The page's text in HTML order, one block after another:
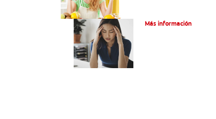
Más información